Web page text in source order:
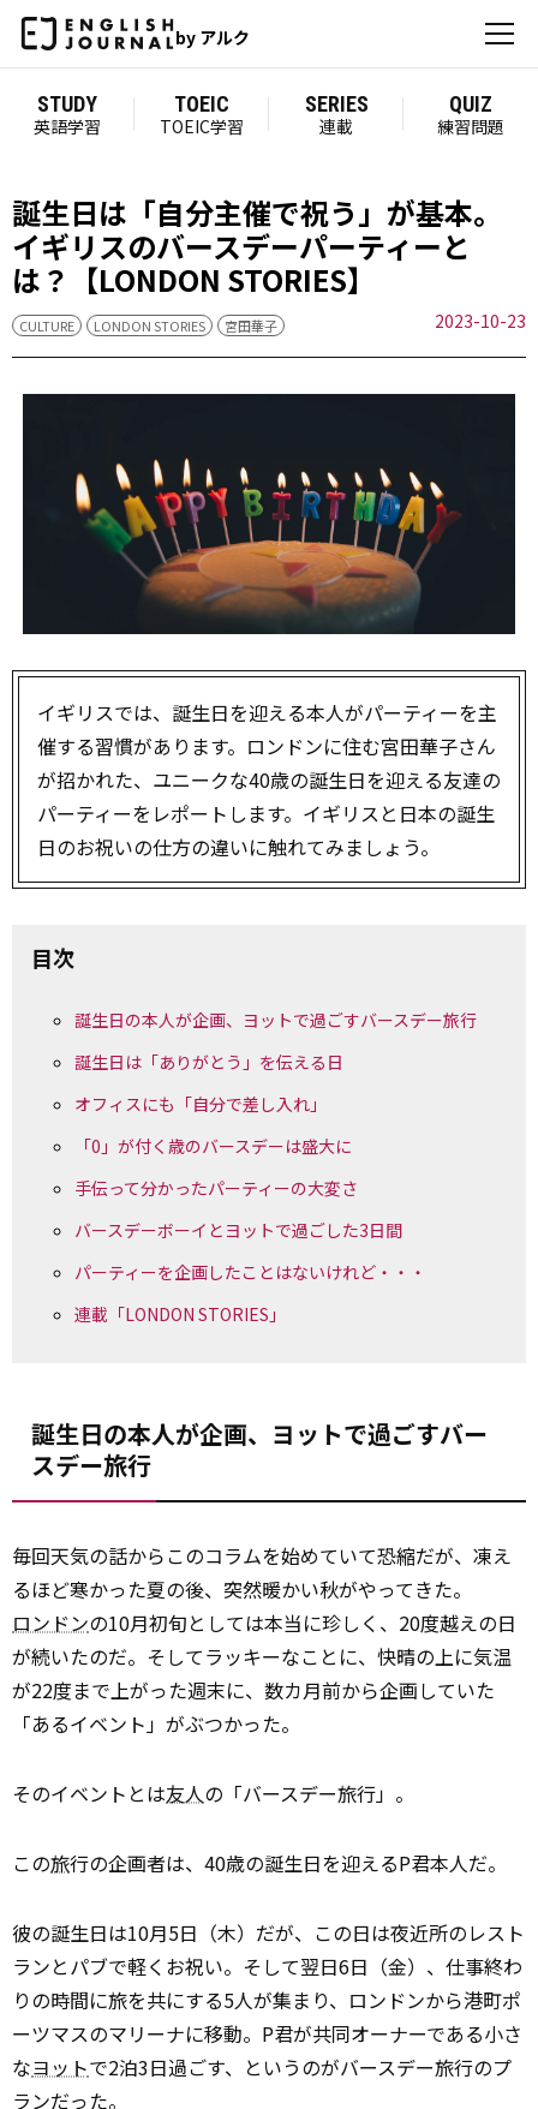
by アルク
STUDY
英語学習
TOEIC
TOEIC学習
SERIES
連載
QUIZ
練習問題
誕生日は「自分主催で祝う」が基本。
イギリスのバースデーパーティーと
は？【LONDON STORIES】
CULTURE LONDON STORIES 宮田華子 2023-10-23
イギリスでは、誕生日を迎える本人がパーティーを主
催する習慣があります。ロンドンに住む宮田華子さん
が招かれた、ユニークな40歳の誕生日を迎える友達の
パーティーをレポートします。イギリスと日本の誕生
日のお祝いの仕方の違いに触れてみましょう。
目次
誕生日の本人が企画、ヨットで過ごすバースデー旅行
誕生日は「ありがとう」を伝える日
オフィスにも「自分で差し入れ」
「0」が付く歳のバースデーは盛大に
手伝って分かったパーティーの大変さ
バースデーボーイとヨットで過ごした3日間
パーティーを企画したことはないけれど・・・
連載「LONDON STORIES」
誕生日の本人が企画、ヨットで過ごすバー
スデー旅行
毎回天気の話からこのコラムを始めていて恐縮だが、凍え
るほど寒かった夏の後、突然暖かい秋がやってきた。
ロンドンの10月初旬としては本当に珍しく、20度越えの日
が続いたのだ。そしてラッキーなことに、快晴の上に気温
が22度まで上がった週末に、数カ月前から企画していた
「あるイベント」がぶつかった。
そのイベントとは友人の「バースデー旅行」。
この旅行の企画者は、40歳の誕生日を迎えるP君本人だ。
彼の誕生日は10月5日（木）だが、この日は夜近所のレスト
ランとパブで軽くお祝い。そして翌日6日（金）、仕事終わ
りの時間に旅を共にする5人が集まり、ロンドンから港町ポ
ーツマスのマリーナに移動。P君が共同オーナーである小さ
なヨットで2泊3日過ごす、というのがバースデー旅行のプ
ランだった。